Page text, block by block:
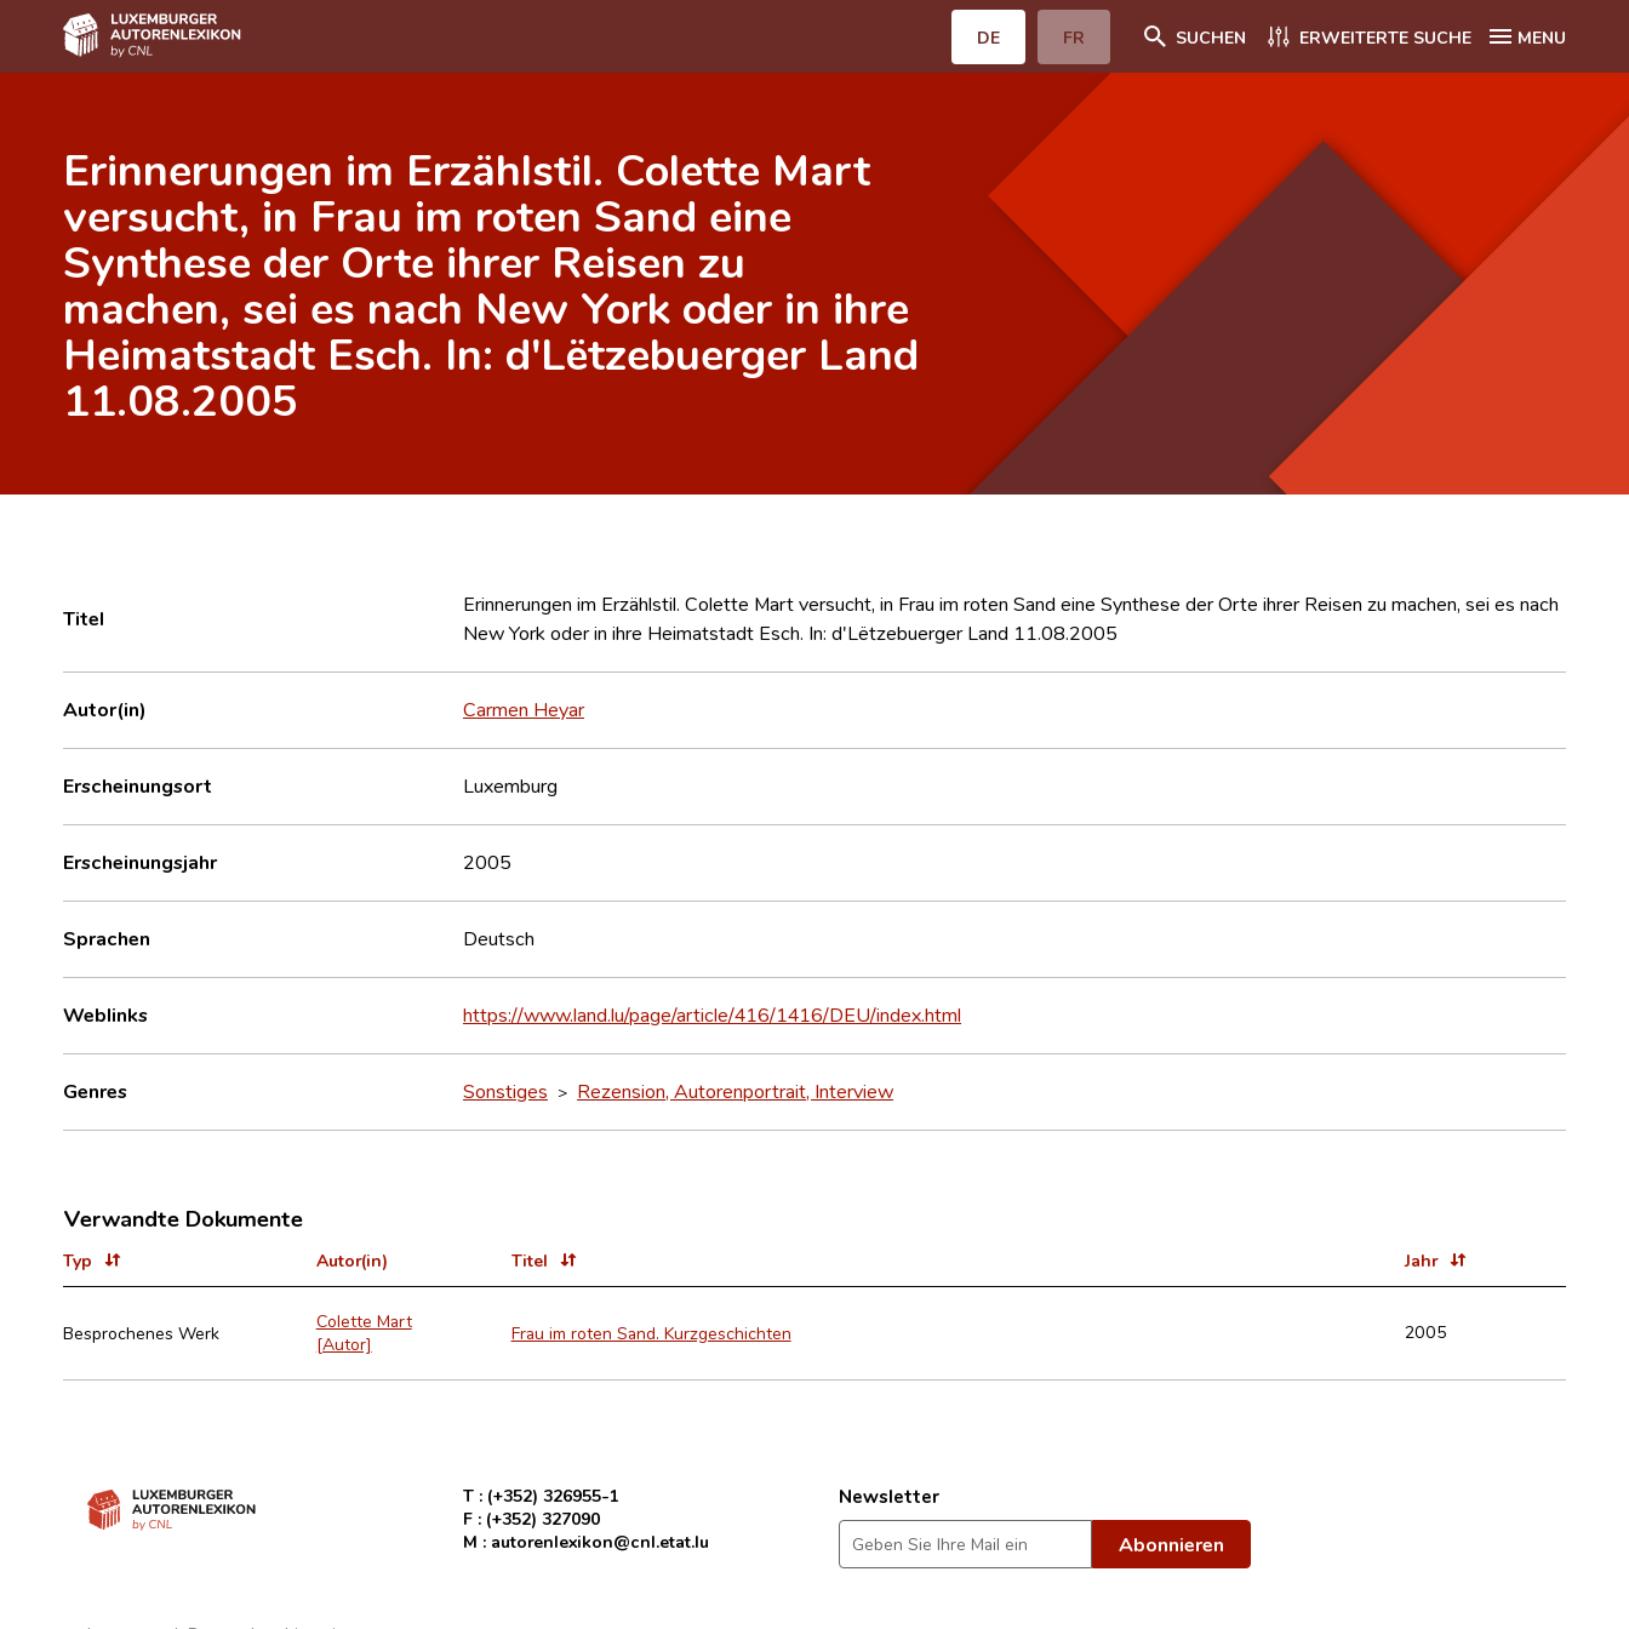
DE FR SUCHEN ERWEITERTE SUCHE MENU
Autor(inn)en A-Z
Erweiterte Suche
Häufige Fragen und Antworten
CNL
Forschungsgruppe
Kontakt
Erinnerungen im Erzählstil. Colette Mart
versucht, in Frau im roten Sand eine
Synthese der Orte ihrer Reisen zu
machen, sei es nach New York oder in ihre
Heimatstadt Esch. In: d'Lëtzebuerger Land
11.08.2005
Titel
Erinnerungen im Erzählstil. Colette Mart versucht, in Frau im roten Sand eine Synthese der Orte ihrer Reisen zu machen, sei es nach
New York oder in ihre Heimatstadt Esch. In: d'Lëtzebuerger Land 11.08.2005
Autor(in) Carmen Heyar
Erscheinungsort Luxemburg
Erscheinungsjahr 2005
Sprachen Deutsch
Weblinks https://www.land.lu/page/article/416/1416/DEU/index.html
Genres Sonstiges > Rezension, Autorenportrait, Interview
Verwandte Dokumente
Typ Autor(in) Titel Jahr
Besprochenes Werk
Colette Mart
[Autor]
Frau im roten Sand. Kurzgeschichten 2005
T : (+352) 326955-1
F : (+352) 327090
M : autorenlexikon@cnl.etat.lu
Newsletter